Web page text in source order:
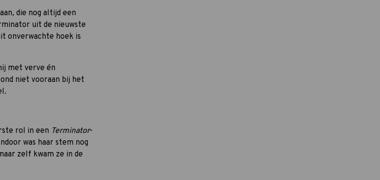
die nog altijd een
uit de nieuwste
onverwachte hoek is
met verve én
niet vooraan bij het
rol in een Terminator-
was haar stem nog
zelf kwam ze in de